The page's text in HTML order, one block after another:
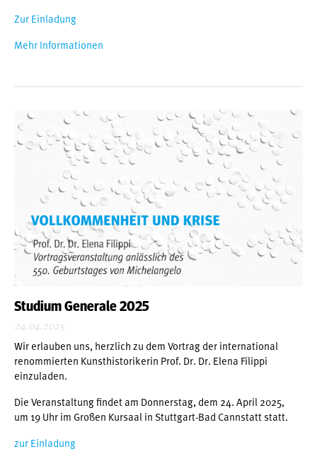
Zur Einladung
Mehr Informationen
Studium Generale 2025
24.04.2025
Wir erlauben uns, herzlich zu dem Vortrag der international
renommierten Kunsthistorikerin Prof. Dr. Dr. Elena Filippi
einzuladen.
Die Veranstaltung findet am Donnerstag, dem 24. April 2025,
um 19 Uhr im Großen Kursaal in Stuttgart-Bad Cannstatt statt.
zur Einladung